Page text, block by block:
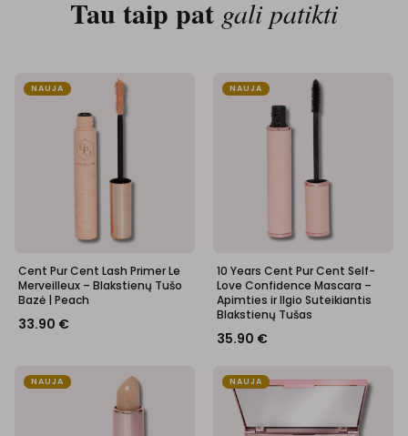
Tau taip pat gali patikti
NAUJA
Cent Pur Cent Lash Primer Le
Merveilleux – Blakstienų Tušo
Bazė | Peach
33.90 €
NAUJA
10 Years Cent Pur Cent Self-
Love Confidence Mascara –
Apimties ir Ilgio Suteikiantis
Blakstienų Tušas
35.90 €
NAUJA NAUJA